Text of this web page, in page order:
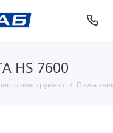
HS 7600
Пилы